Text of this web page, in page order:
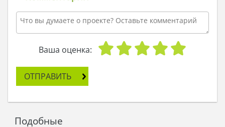
Ваша оценка:
ОТПРАВИТЬ
Подобные